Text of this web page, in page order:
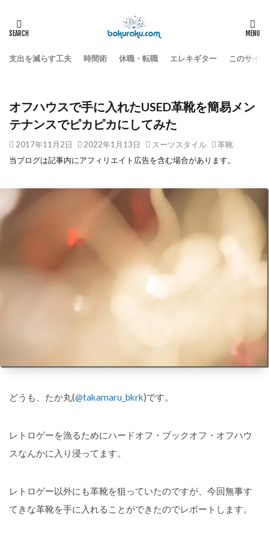
支出を減らす工夫 時間術 休職・転職 エレキギター このサイ
オフハウスで手に入れたUSED革靴を簡易メンテナンスでピカピカにし
オフハウスで手に入れたUSED革靴を簡易メン
テナンスでピカピカにしてみた
2017年11月2日 2022年1月13日 スーツスタイル
革靴
当ブログは記事内にアフィリエイト広告を含む場合があります。
どうも、たか丸(@takamaru_bkrk)です。
レトロゲーを漁るためにハードオフ・ブックオフ・オフハウ
スなんかに入り浸ってます。
レトロゲー以外にも革靴を狙っていたのですが、今回無事す
てきな革靴を手に入れることができたのでレポートします。